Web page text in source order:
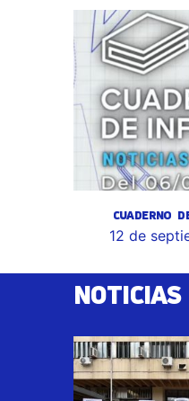
CUADERNO
12 de